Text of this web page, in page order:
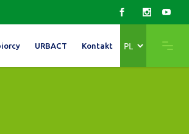
URBACT Kontakt
język